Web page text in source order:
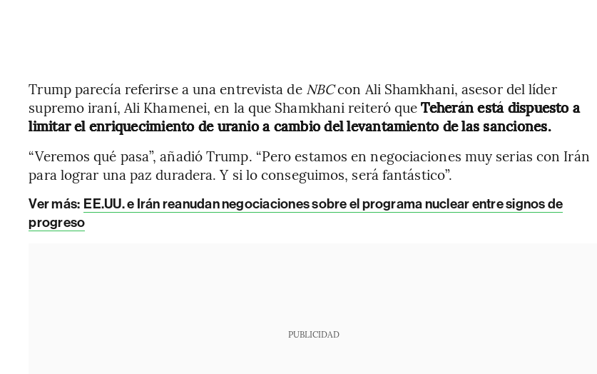
Trump parecía referirse a una entrevista de NBCcon Ali Shamkhani, asesor del líder
supremo iraní, Ali Khamenei, en la que Shamkhani reiteró queTeherán está dispuesto a
limitar el enriquecimiento de uranio a cambio del levantamiento de las sanciones.
“Veremos qué pasa”, añadió Trump. “Pero estamos en negociaciones muy serias con Irán
para lograr una paz duradera. Y si lo conseguimos, será fantástico”.
Ver más: EE.UU. e Irán reanudan negociaciones sobre el programa nuclear entre signos de
progreso
PUBLICIDAD